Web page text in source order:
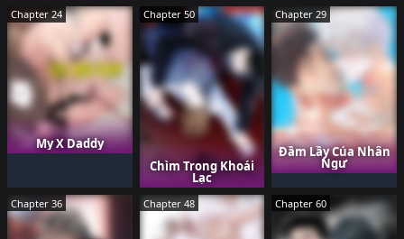
Chapter 24
My X Daddy
Chapter 50
Chìm Trong Khoái
Lạc
Chapter 29
Đầm Lầy Của Nhân
Ngư
Chapter 36 Chapter 48 Chapter 60